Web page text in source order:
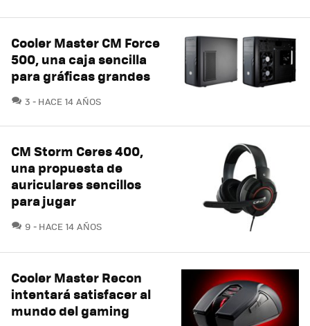
Cooler Master CM Force
500, una caja sencilla
para gráficas grandes
3 COMENTARIOS
HACE 14 AÑOS
CM Storm Ceres 400,
una propuesta de
auriculares sencillos
para jugar
9 COMENTARIOS
HACE 14 AÑOS
Cooler Master Recon
intentará satisfacer al
mundo del gaming